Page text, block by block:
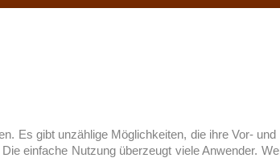
Es gibt unzählige Möglichkeiten, die ihre Vor-
einfache Nutzung überzeugt viele Anwender.